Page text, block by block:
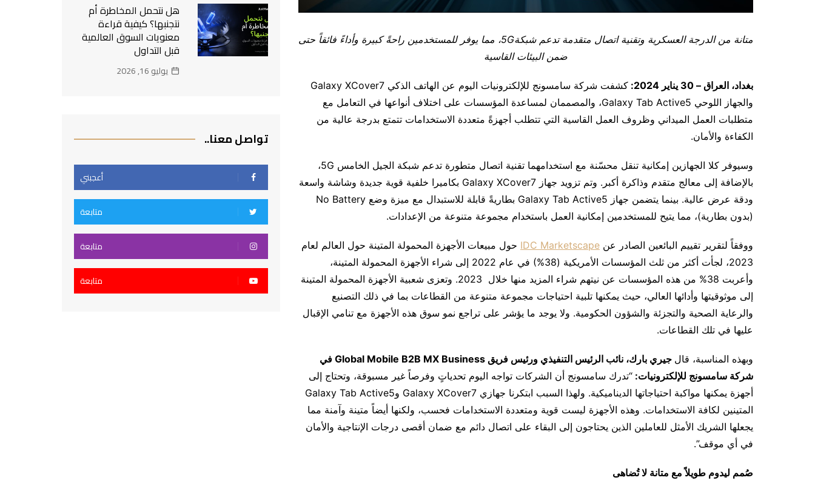
متانة من الدرجة العسكرية وتقنية اتصال متقدمة تدعم شبكة5G، مما يوفر للمستخدمين راحةً كبيرة وأداءً فائقاً حتى
ضمن البيئات القاسية
بغداد، العراق – 30 يناير 2024:
كشفت شركة سامسونج للإلكترونيات اليوم عن الهاتف الذكي Galaxy XCover7
والجهاز اللوحي Galaxy Tab Active5، والمصممان لمساعدة المؤسسات على اختلاف أنواعها في التعامل مع
متطلبات العمل الميداني وظروف العمل القاسية التي تتطلب أجهزةً متعددة الاستخدامات تتمتع بدرجة عالية من
الكفاءة والأمان.
وسيوفر كلا الجهازين إمكانية تنقل محسّنة مع استخدامهما تقنية اتصال متطورة تدعم شبكة الجيل الخامس 5G،
بالإضافة إلى معالج متقدم وذاكرة أكبر. وتم تزويد جهاز Galaxy XCover7 بكاميرا خلفية قوية جديدة وشاشة واسعة
ودقة عرض عالية. بينما يتضمن جهاز Galaxy Tab Active5 بطاريةً قابلة للاستبدال مع ميزة وضع No Battery
(بدون بطارية)، مما يتيح للمستخدمين إمكانية العمل باستخدام مجموعة متنوعة من الإعدادات.
ووفقاً لتقرير تقييم البائعين الصادر عن IDC Marketscape حول مبيعات الأجهزة المحمولة المتينة حول العالم لعام
2023، لجأت أكثر من ثلث المؤسسات الأمريكية (38%) في عام 2022 إلى شراء الأجهزة المحمولة المتينة،
وأعربت 38% من هذه المؤسسات عن نيتهم شراء المزيد منها خلال 2023. وتعزى شعبية الأجهزة المحمولة المتينة
إلى موثوقيتها وأدائها العالي، حيث يمكنها تلبية احتياجات مجموعة متنوعة من القطاعات بما في ذلك التصنيع
والرعاية الصحية والتجزئة والشؤون الحكومية. ولا يوجد ما يؤشر على تراجع نمو سوق هذه الأجهزة مع تنامي الإقبال
عليها في تلك القطاعات.
وبهذه المناسبة، قال جيري بارك، نائب الرئيس التنفيذي ورئيس فريق Global Mobile B2B MX Business في
شركة سامسونج للإلكترونيات: “تدرك سامسونج أن الشركات تواجه اليوم تحدياتٍ وفرصاً غير مسبوقة، وتحتاج إلى
أجهزة يمكنها مواكبة احتياجاتها الديناميكية. ولهذا السبب ابتكرنا جهازي Galaxy XCover7 وGalaxy Tab Active5
المتينين لكافة الاستخدامات. وهذه الأجهزة ليست قوية ومتعددة الاستخدامات فحسب، ولكنها أيضاً متينة وآمنة مما
يجعلها الشريك الأمثل للعاملين الذين يحتاجون إلى البقاء على اتصال دائم مع ضمان أقصى درجات الإنتاجية والأمان
في أي موقف”.
صُمم ليدوم طويلاً مع متانة لا تُضاهى
هل نتحمل المخاطرة أم
نتجنبها؟ كيفية قراءة
معنويات السوق العالمية
قبل التداول
يوليو 16, 2026
تواصل معنا..
أعجبني
متابعة
متابعة
متابعة